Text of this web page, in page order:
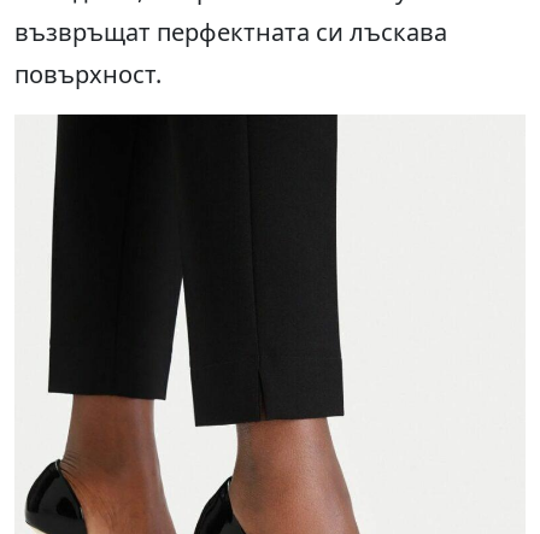
възвръщат перфектната си лъскава
повърхност.